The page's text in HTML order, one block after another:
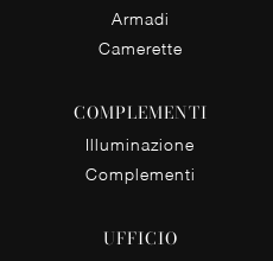
Armadi
Camerette
COMPLEMENTI
Illuminazione
Complementi
UFFICIO